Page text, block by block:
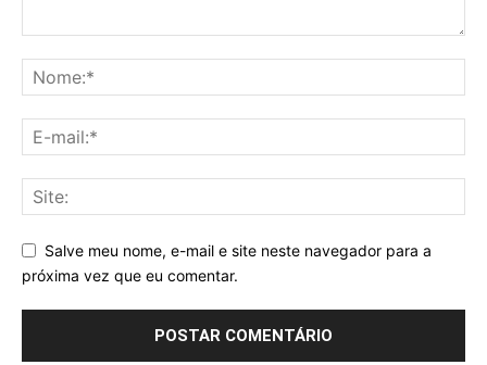
Salve meu nome, e-mail e site neste navegador para a
próxima vez que eu comentar.